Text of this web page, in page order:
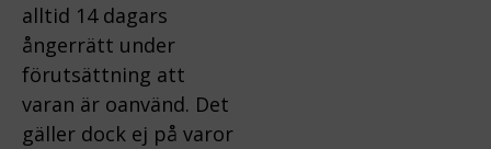
alltid 14 dagars
ångerrätt under
förutsättning att
varan är oanvänd. Det
gäller dock ej på varor